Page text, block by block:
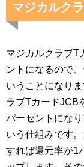
マジカルク
マジカルクラブT
ントになるので
いうことになり
ラブTカードJCB
パーセントにな
いう仕組みです
すれば還元率が1